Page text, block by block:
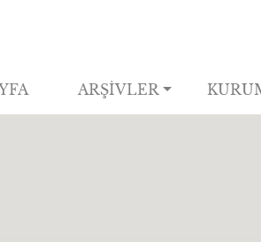
ARŞİVLER